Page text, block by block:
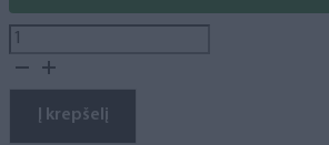
produkto
kiekis:
lakas
Nr.531
Į krepšelį